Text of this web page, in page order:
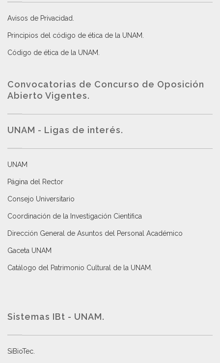
Avisos de Privacidad
Principios del código de ética de la UNAM
Código de ética de la UNAM
Convocatorias de Concurso de Oposición
Abierto Vigentes.
UNAM - Ligas de interés.
UNAM
Página del Rector
Consejo Universitario
Coordinación de la Investigación Científica
Dirección General de Asuntos del Personal Académico
Gaceta UNAM
Catálogo del Patrimonio Cultural de la UNAM.
Sistemas IBt - UNAM.
SiBioTec